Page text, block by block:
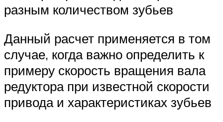
разным количеством зубьев
Данный расчет применяется в том
случае, когда важно определить к
примеру скорость вращения вала
редуктора при известной скорости
привода и характеристиках зубьев